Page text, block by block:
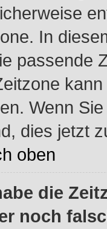
In
passende
Wenn
dies jetzt
oben
die
noch